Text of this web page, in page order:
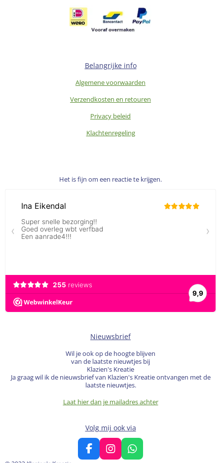
Belangrijke info
Algemene voorwaarden
Verzendkosten en retouren
Privacy beleid
Klachtenregeling
Het is fijn om een reactie te krijgen.
Nieuwsbrief
Wil je ook op de hoogte blijven
van de laatste nieuwtjes bij
Klazien's Kreatie
Ja graag wil ik de nieuwsbrief van Klazien's Kreatie ontvangen met de
laatste nieuwtjes.
Laat hier dan je mailadres achter
Volg mij ook via
F
I
W